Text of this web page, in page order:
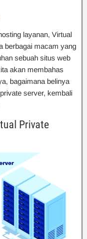
layanan, Virtual
berbagai macam yang
sebuah situs web
akan membahas
bagaimana belinya
server, kembali
Private